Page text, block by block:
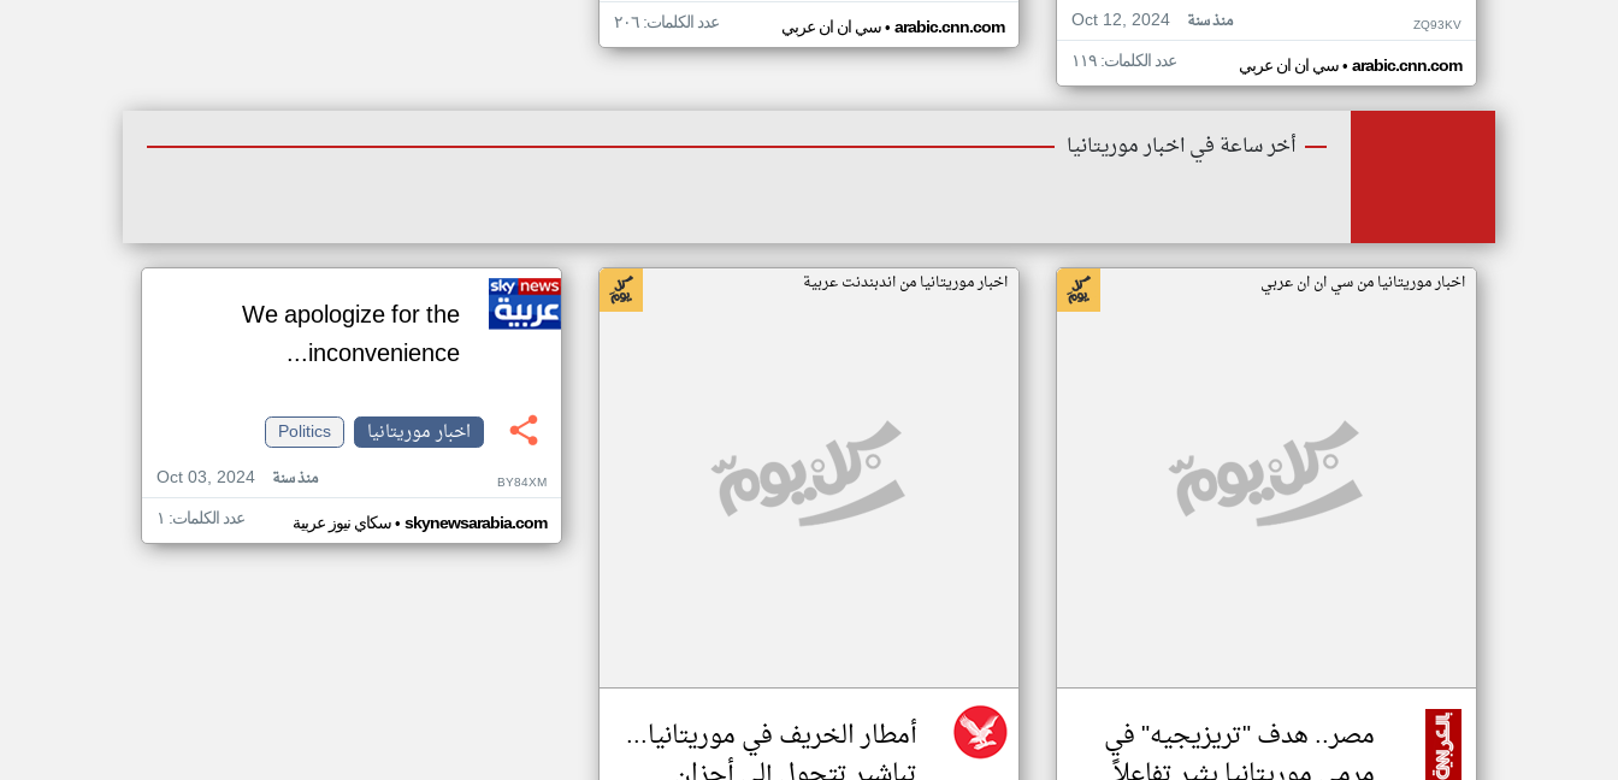
Oct 12, 2024
منذ سنة ZQ93KV
سي ان ان عربي• arabic.cnn.com عدد الكلمات: ١١٩
سي ان ان عربي• arabic.cnn.com عدد الكلمات: ٢٠٦
أخر ساعة في اخبار موريتانيا
اخبار موريتانيا من سي ان ان عربي
مصر.. هدف "تريزيجيه" في
اخبار موريتانيا من اندبندنت عربية
أمطار الخريف في موريتانيا...
We apologize for the
inconvenience...
اخبار موريتانيا
Politics
Oct 03, 2024
منذ سنة BY84XM
سكاي نيوز عربية• skynewsarabia.com عدد الكلمات: ١